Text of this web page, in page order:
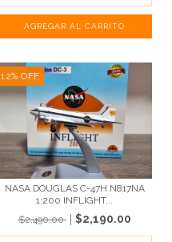
12% OFF
NASA DOUGLAS C-47H N817NA
1:200 INFLIGHT...
$2,490.00
$2,190.00